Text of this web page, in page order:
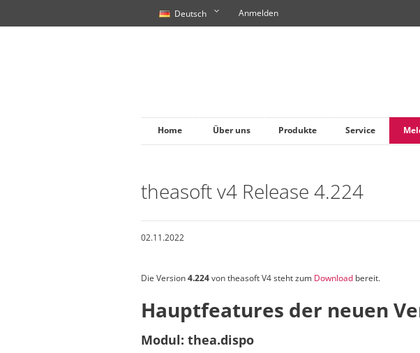
Deutsch Anmelden
Home Über uns Produkte Service
theasoft v4 Release 4.224
02.11.2022
Die Version4.224von theasoft V4 steht zum Download bereit.
Hauptfeatures der neuen
Modul: thea.dispo